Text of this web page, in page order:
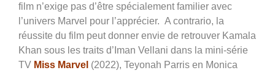
film n’exige pas d’être spécialement familier avec
l’univers Marvel pour l’apprécier. A contrario, la
réussite du film peut donner envie de retrouver Kamala
Khan sous les traits d’Iman Vellani dans la mini-série
TV Miss Marvel (2022), Teyonah Parris en Monica